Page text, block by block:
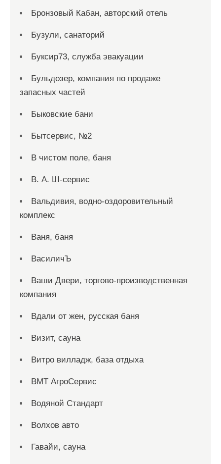
Бронзовый Кабан, авторский отель
Бузули, санаторий
Буксир73, служба эвакуации
Бульдозер, компания по продаже
запасных частей
Быковские бани
Бытсервис, №2
В чистом поле, баня
В. А. Ш-сервис
Вальдивия, водно-оздоровительный
комплекс
Ваня, баня
ВасиличЪ
Ваши Двери, торгово-производственная
компания
Вдали от жен, русская баня
Визит, сауна
Витро вилладж, база отдыха
ВМТ АгроСервис
Водяной Стандарт
Волхов авто
Гавайи, сауна